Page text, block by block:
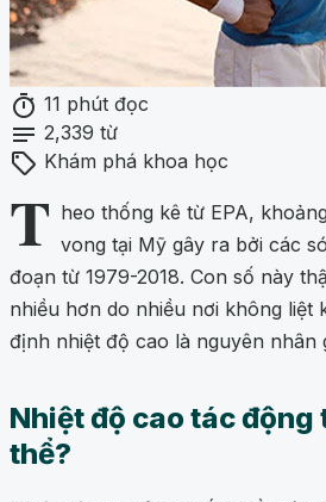
timer 11 phút đọc
notes 2,339 từ
sell Khám phá khoa học
T heo thống kê từ EPA,
vong tại Mỹ gây ra bởi các
đoạn từ 1979-2018. Con số này
nhiều hơn do nhiều nơi không liệt
định nhiệt độ cao là nguyên nhân
Nhiệt độ cao tác động
thể?